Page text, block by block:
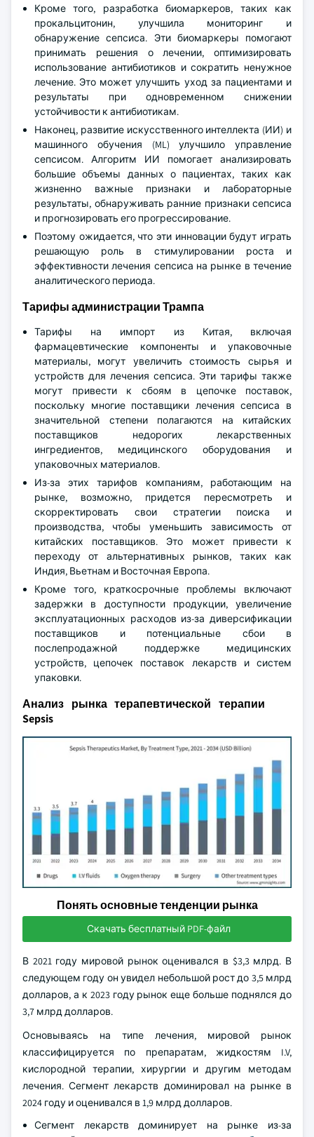
Кроме того, разработка биомаркеров, таких как
прокальцитонин, улучшила мониторинг и
обнаружение сепсиса. Эти биомаркеры помогают
принимать решения о лечении, оптимизировать
использование антибиотиков и сократить ненужное
лечение. Это может улучшить уход за пациентами и
результаты при одновременном снижении
устойчивости к антибиотикам.
Наконец, развитие искусственного интеллекта (ИИ) и
машинного обучения (ML) улучшило управление
сепсисом. Алгоритм ИИ помогает анализировать
большие объемы данных о пациентах, таких как
жизненно важные признаки и лабораторные
результаты, обнаруживать ранние признаки сепсиса
и прогнозировать его прогрессирование.
Поэтому ожидается, что эти инновации будут играть
решающую роль в стимулировании роста и
эффективности лечения сепсиса на рынке в течение
аналитического периода.
Тарифы администрации Трампа
Тарифы на импорт из Китая, включая
фармацевтические компоненты и упаковочные
материалы, могут увеличить стоимость сырья и
устройств для лечения сепсиса. Эти тарифы также
могут привести к сбоям в цепочке поставок,
поскольку многие поставщики лечения сепсиса в
значительной степени полагаются на китайских
поставщиков недорогих лекарственных
ингредиентов, медицинского оборудования и
упаковочных материалов.
Из-за этих тарифов компаниям, работающим на
рынке, возможно, придется пересмотреть и
скорректировать свои стратегии поиска и
производства, чтобы уменьшить зависимость от
китайских поставщиков. Это может привести к
переходу от альтернативных рынков, таких как
Индия, Вьетнам и Восточная Европа.
Кроме того, краткосрочные проблемы включают
задержки в доступности продукции, увеличение
эксплуатационных расходов из-за диверсификации
поставщиков и потенциальные сбои в
послепродажной поддержке медицинских
устройств, цепочек поставок лекарств и систем
упаковки.
Анализ рынка терапевтической терапии
Sepsis
Понять основные тенденции рынка
Скачать бесплатный PDF-файл
В 2021 году мировой рынок оценивался в $3,3 млрд. В
следующем году он увидел небольшой рост до 3,5 млрд
долларов, а к 2023 году рынок еще больше поднялся до
3,7 млрд долларов.
Основываясь на типе лечения, мировой рынок
классифицируется по препаратам, жидкостям I.V,
кислородной терапии, хирургии и другим методам
лечения. Сегмент лекарств доминировал на рынке в
2024 году и оценивался в 1,9 млрд долларов.
Сегмент лекарств доминирует на рынке из-за